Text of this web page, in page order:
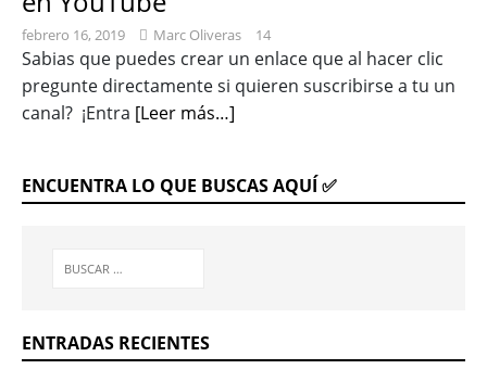
febrero 16, 2019 Marc Oliveras 14
Sabias que puedes crear un enlace que al hacer clic
pregunte directamente si quieren suscribirse a tu un
canal? ¡Entra [Leer más…]
ENCUENTRA LO QUE BUSCAS AQUÍ ✅
ENTRADAS RECIENTES